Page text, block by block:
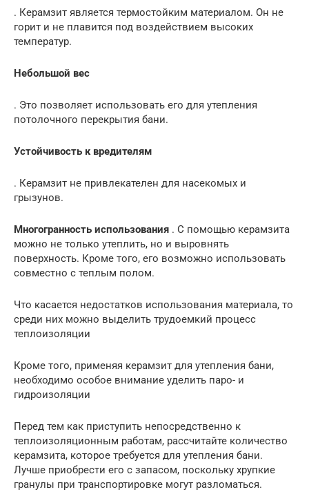
. Керамзит является термостойким материалом. Он не
горит и не плавится под воздействием высоких
температур.
Небольшой вес
. Это позволяет использовать его для утепления
потолочного перекрытия бани.
Устойчивость к вредителям
. Керамзит не привлекателен для насекомых и
грызунов.
Многогранность использования . С помощью керамзита
можно не только утеплить, но и выровнять
поверхность. Кроме того, его возможно использовать
совместно с теплым полом.
Что касается недостатков использования материала, то
среди них можно выделить трудоемкий процесс
теплоизоляции
Кроме того, применяя керамзит для утепления бани,
необходимо особое внимание уделить паро- и
гидроизоляции
Перед тем как приступить непосредственно к
теплоизоляционным работам, рассчитайте количество
керамзита, которое требуется для утепления бани.
Лучше приобрести его с запасом, поскольку хрупкие
гранулы при транспортировке могут разломаться.